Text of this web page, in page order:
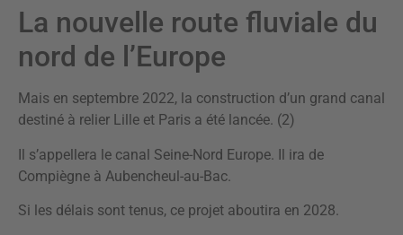
La nouvelle route fluviale du
nord de l’Europe
Mais en septembre 2022, la construction d’un grand canal
destiné à relier Lille et Paris a été lancée. (2)
Il s’appellera le canal Seine-Nord Europe. Il ira de
Compiègne à Aubencheul-au-Bac.
Si les délais sont tenus, ce projet aboutira en 2028.